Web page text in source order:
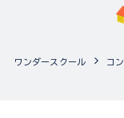
ワンダースクール コ